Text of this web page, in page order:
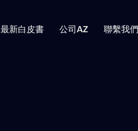
最新白皮書 公司AZ 聯繫我們